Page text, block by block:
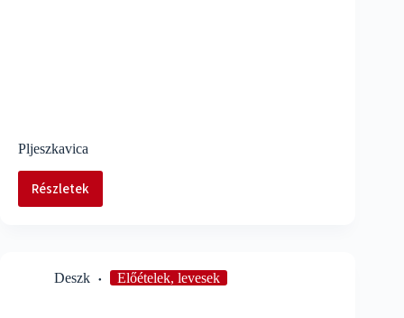
Pljeszkavica
RészletekPljeszkavica
Deszk Előételek, levesek